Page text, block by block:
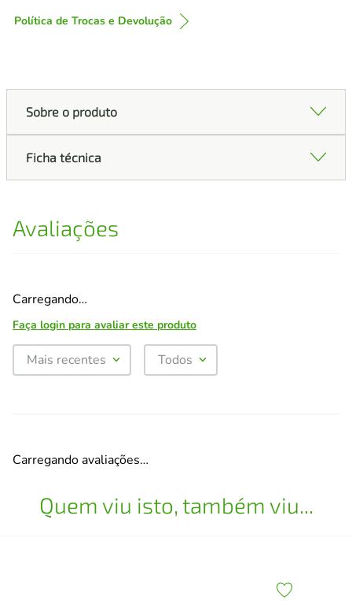
Política de Trocas e Devolução
Sobre o produto
Ficha técnica
Avaliações
Carregando…
Faça login para avaliar este produto
Mais recentes Todos
Carregando avaliações…
Quem viu isto, também viu...